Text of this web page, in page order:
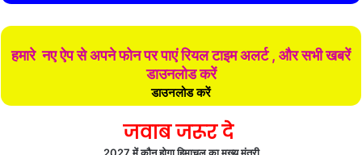
हमारे नए ऐप से अपने फोन पर पाएं रियल टाइम अलर्ट , और सभी खबरें
डाउनलोड करें
डाउनलोड करें
जवाब जरूर दे